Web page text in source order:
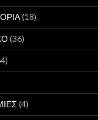
(18)
(36)
(4)